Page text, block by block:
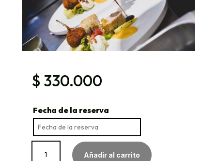
$ 330.000
Fecha de la reserva
Añadir al carrito